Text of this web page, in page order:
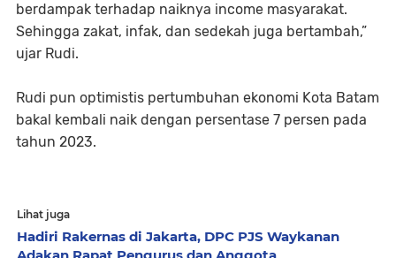
berdampak terhadap naiknya income masyarakat.
Sehingga zakat, infak, dan sedekah juga bertambah,”
ujar Rudi.
Rudi pun optimistis pertumbuhan ekonomi Kota Batam
bakal kembali naik dengan persentase 7 persen pada
tahun 2023.
Lihat juga
Hadiri Rakernas di Jakarta, DPC PJS Waykanan